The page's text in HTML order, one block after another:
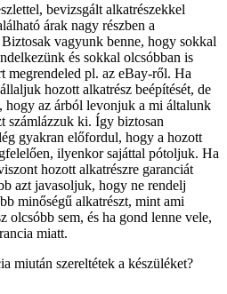
bevizsgált alkatrészekkel
árak nagy részben a
vagyunk benne, hogy sokkal
és sokkal olcsóbban is
megrendeled pl. az eBay-ről. Ha
hozott alkatrész beépítését, de
hogy az árból levonjuk a mi általunk
számlázzuk ki. Így biztosan
gyakran előfordul, hogy a hozott
ilyenkor sajáttal pótoljuk. Ha
hozott alkatrészre garanciát
azt javasoljuk, hogy ne rendelj
minőségű alkatrészt, mint ami
olcsóbb sem, és ha gond lenne vele,
miatt.
miután szereltétek a készüléket?